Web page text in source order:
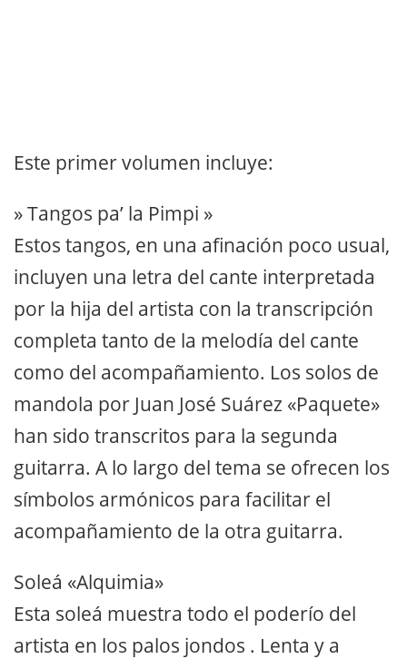
Este primer volumen incluye:
» Tangos pa’ la Pimpi »
Estos tangos, en una afinación poco usual,
incluyen una letra del cante interpretada
por la hija del artista con la transcripción
completa tanto de la melodía del cante
como del acompañamiento. Los solos de
mandola por Juan José Suárez «Paquete»
han sido transcritos para la segunda
guitarra. A lo largo del tema se ofrecen los
símbolos armónicos para facilitar el
acompañamiento de la otra guitarra.
Soleá «Alquimia»
Esta soleá muestra todo el poderío del
artista en los palos jondos . Lenta y a